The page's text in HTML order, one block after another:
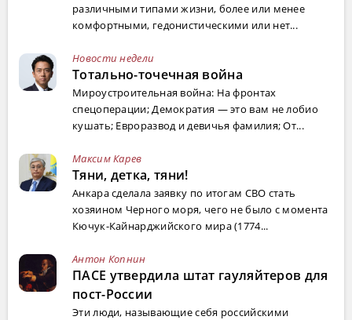
различными типами жизни, более или менее
комфортными, гедонистическими или нет...
Новости недели
Тотально-точечная война
Мироустроительная война: На фронтах
спецоперации; Демократия — это вам не лобио
кушать; Евроразвод и девичья фамилия; От...
Максим Карев
Тяни, детка, тяни!
Анкара сделала заявку по итогам СВО стать
хозяином Черного моря, чего не было с момента
Кючук-Кайнарджийского мира (1774...
Антон Копнин
ПАСЕ утвердила штат гауляйтеров для
пост-России
Эти люди, называющие себя российскими